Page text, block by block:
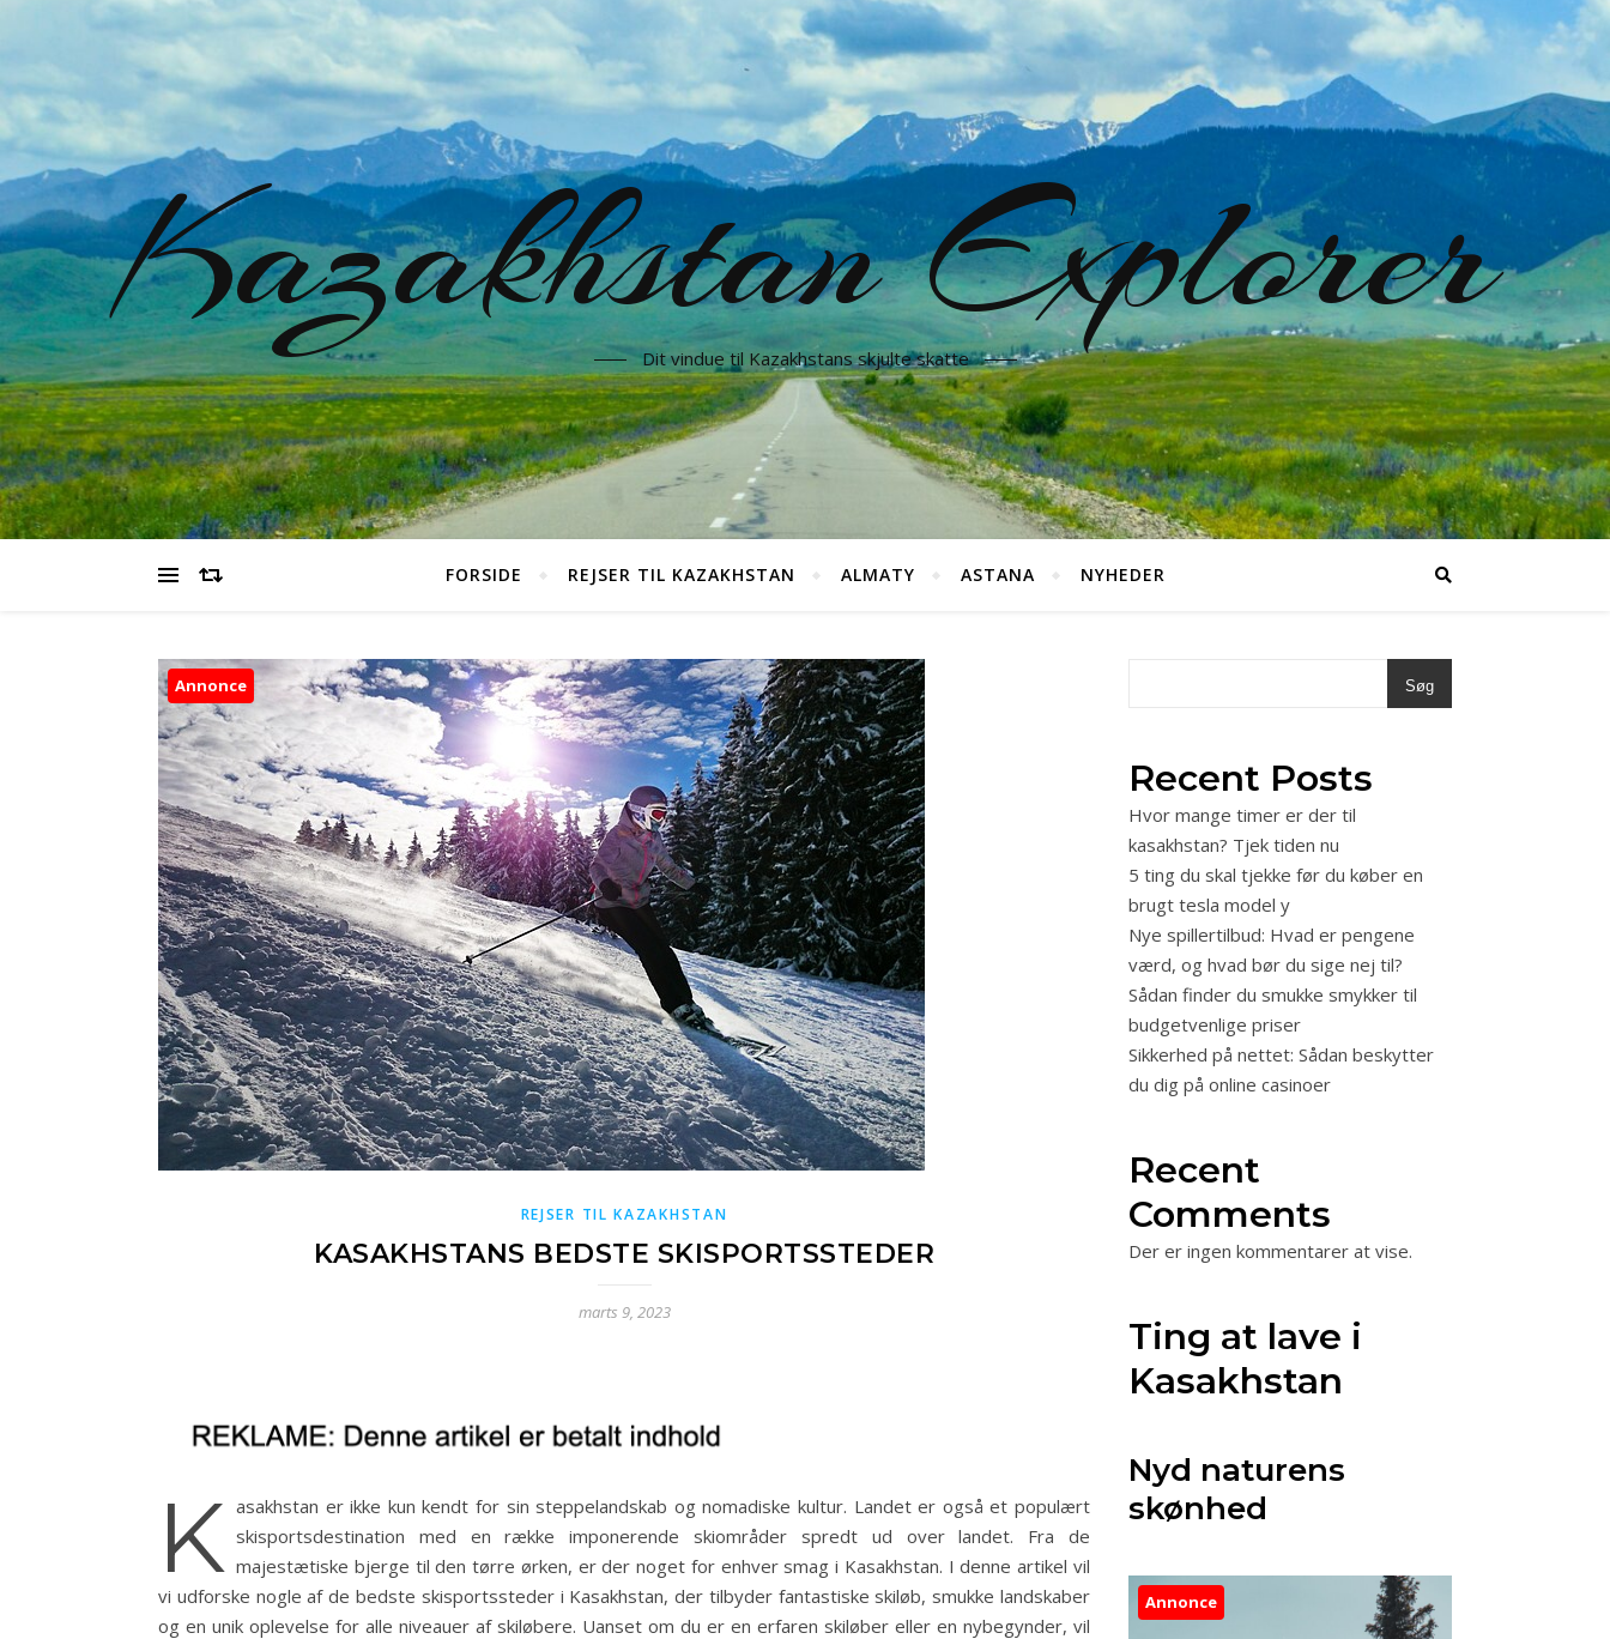
Kazakhstan Explorer
Dit vindue til Kazakhstans skjulte skatte
FORSIDE REJSER TIL KAZAKHSTAN ALMATY ASTANA NYHEDER
Annonce
REJSER TIL KAZAKHSTAN
KASAKHSTANS BEDSTE SKISPORTSSTEDER
marts 9, 2023
K asakhstan er ikke kun kendt for sin steppelandskab og nomadiske kultur. Landet er også et populært
skisportsdestination med en række imponerende skiområder spredt ud over landet. Fra de
majestætiske bjerge til den tørre ørken, er der noget for enhver smag i Kasakhstan. I denne artikel vil
vi udforske nogle af de bedste skisportssteder i Kasakhstan, der tilbyder fantastiske skiløb, smukke landskaber
og en unik oplevelse for alle niveauer af skiløbere. Uanset om du er en erfaren skiløber eller en nybegynder, vil
Søg
Recent Posts
Hvor mange timer er der til
kasakhstan? Tjek tiden nu
5 ting du skal tjekke før du køber en
brugt tesla model y
Nye spillertilbud: Hvad er pengene
værd, og hvad bør du sige nej til?
Sådan finder du smukke smykker til
budgetvenlige priser
Sikkerhed på nettet: Sådan beskytter
du dig på online casinoer
Recent
Comments
Der er ingen kommentarer at vise.
Ting at lave i
Kasakhstan
Nyd naturens
skønhed
Annonce